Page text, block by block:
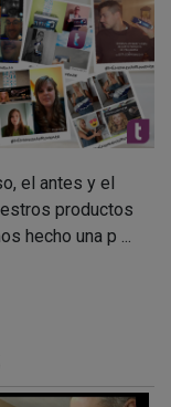
el antes y el
productos
hecho una p ...